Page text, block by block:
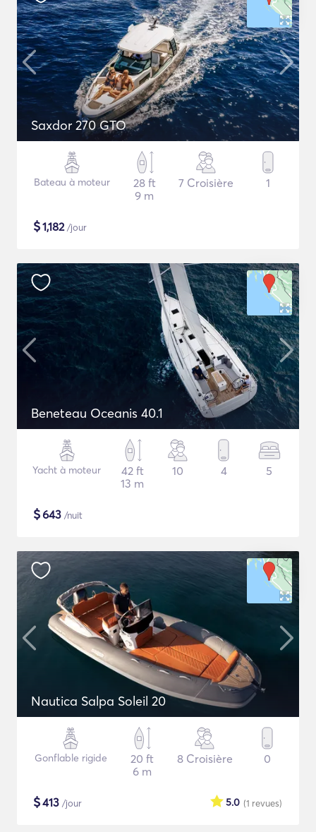
Saxdor 270 GTO
Bateau à moteur
28 ft
9 m
7 Croisière 1
$1,182/jour
Beneteau Oceanis 40.1
Yacht à moteur
42 ft
13 m
10 4 5
$643 /nuit
Nautica Salpa Soleil 20
Gonflable rigide
20 ft
6 m
8 Croisière 0
$413 /jour (1 revues)
5.0